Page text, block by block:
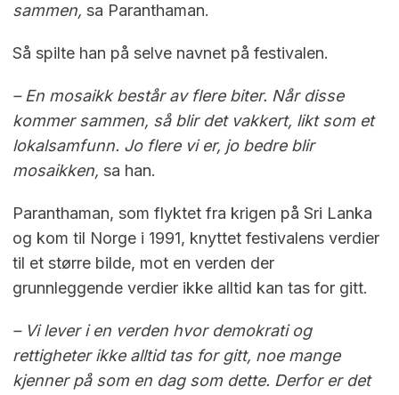
sammen, sa Paranthaman.
Så spilte han på selve navnet på festivalen.
– En mosaikk består av flere biter. Når disse
kommer sammen, så blir det vakkert, likt som et
lokalsamfunn. Jo flere vi er, jo bedre blir
mosaikken, sa han.
Paranthaman, som flyktet fra krigen på Sri Lanka
og kom til Norge i 1991, knyttet festivalens verdier
til et større bilde, mot en verden der
grunnleggende verdier ikke alltid kan tas for gitt.
– Vi lever i en verden hvor demokrati og
rettigheter ikke alltid tas for gitt, noe mange
kjenner på som en dag som dette. Derfor er det